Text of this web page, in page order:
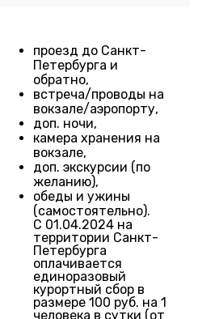
проезд до Санкт-
Петербурга и
обратно,
встреча/проводы на
вокзале/аэропорту,
доп. ночи,
камера хранения на
вокзале,
доп. экскурсии (по
желанию),
обеды и ужины
(самостоятельно).
С 01.04.2024 на
территории Санкт-
Петербурга
оплачивается
единоразовый
курортный сбор в
размере 100 руб. на 1
человека в сутки (от